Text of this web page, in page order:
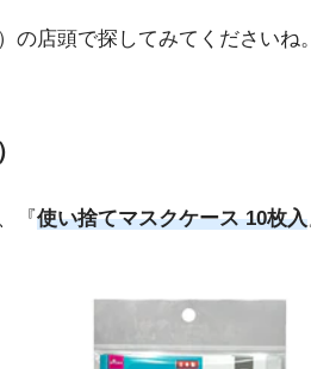
の店頭で探してみてくださいね。
『使い捨てマスクケース 10枚入